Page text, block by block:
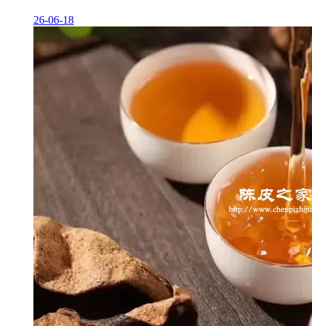
26-06-18